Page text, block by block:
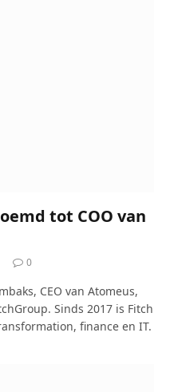
tot COO van
0
CEO van Atomeus,
Sinds 2017 is Fitch
finance en IT.